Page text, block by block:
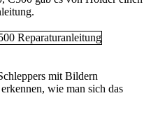
mit Bildern
wie man sich das